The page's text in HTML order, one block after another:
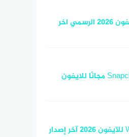
تحميل إنستقرام عربي للآيفون 2026 الرسمي اخر
سناب شات – تنزيل Snapchat iOS مجانًا للايفون